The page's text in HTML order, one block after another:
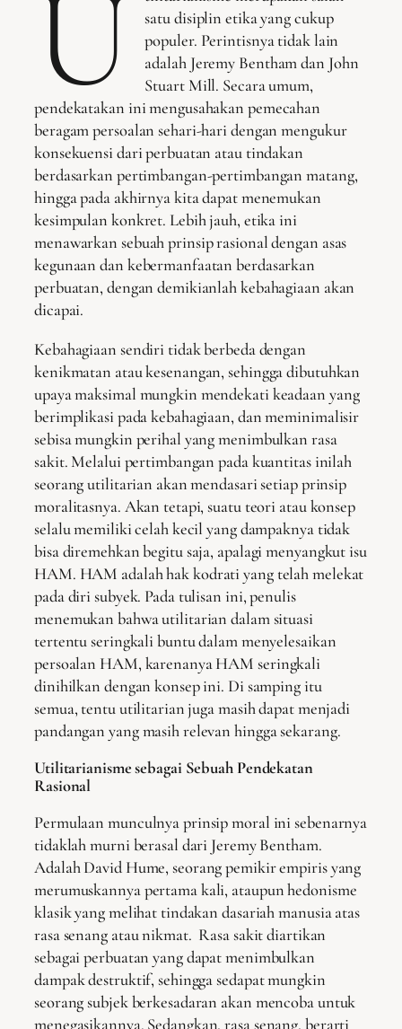
U
satu disiplin etika yang cukup
populer. Perintisnya tidak lain
adalah Jeremy Bentham dan John
Stuart Mill. Secara umum,
pendekatakan ini mengusahakan pemecahan
beragam persoalan sehari-hari dengan mengukur
konsekuensi dari perbuatan atau tindakan
berdasarkan pertimbangan-pertimbangan matang,
hingga pada akhirnya kita dapat menemukan
kesimpulan konkret. Lebih jauh, etika ini
menawarkan sebuah prinsip rasional dengan asas
kegunaan dan kebermanfaatan berdasarkan
perbuatan, dengan demikianlah kebahagiaan akan
dicapai.
Kebahagiaan sendiri tidak berbeda dengan
kenikmatan atau kesenangan, sehingga dibutuhkan
upaya maksimal mungkin mendekati keadaan yang
berimplikasi pada kebahagiaan, dan meminimalisir
sebisa mungkin perihal yang menimbulkan rasa
sakit. Melalui pertimbangan pada kuantitas inilah
seorang utilitarian akan mendasari setiap prinsip
moralitasnya. Akan tetapi, suatu teori atau konsep
selalu memiliki celah kecil yang dampaknya tidak
bisa diremehkan begitu saja, apalagi menyangkut isu
HAM. HAM adalah hak kodrati yang telah melekat
pada diri subyek. Pada tulisan ini, penulis
menemukan bahwa utilitarian dalam situasi
tertentu seringkali buntu dalam menyelesaikan
persoalan HAM, karenanya HAM seringkali
dinihilkan dengan konsep ini. Di samping itu
semua, tentu utilitarian juga masih dapat menjadi
pandangan yang masih relevan hingga sekarang.
Utilitarianisme sebagai Sebuah Pendekatan
Rasional
Permulaan munculnya prinsip moral ini sebenarnya
tidaklah murni berasal dari Jeremy Bentham.
Adalah David Hume, seorang pemikir empiris yang
merumuskannya pertama kali, ataupun hedonisme
klasik yang melihat tindakan dasariah manusia atas
rasa senang atau nikmat. Rasa sakit diartikan
sebagai perbuatan yang dapat menimbulkan
dampak destruktif, sehingga sedapat mungkin
seorang subjek berkesadaran akan mencoba untuk
menegasikannya. Sedangkan, rasa senang, berarti